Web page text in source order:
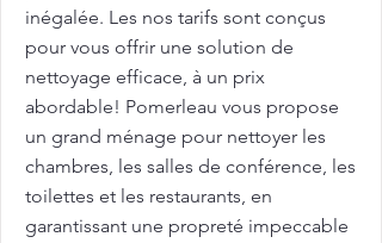
inégalée. Les nos tarifs sont conçus
pour vous offrir une solution de
nettoyage efficace, à un prix
abordable! Pomerleau vous propose
un grand ménage pour nettoyer les
chambres, les salles de conférence, les
toilettes et les restaurants, en
garantissant une propreté impeccable